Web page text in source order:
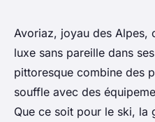
Les
séjour luxe
avoriaz
admin•31 décembre 2024 •5
Avoriaz, joyau des Alpes,
luxe sans pareille dans
pittoresque combine des
souffle avec des
Que ce soit pour le ski, la